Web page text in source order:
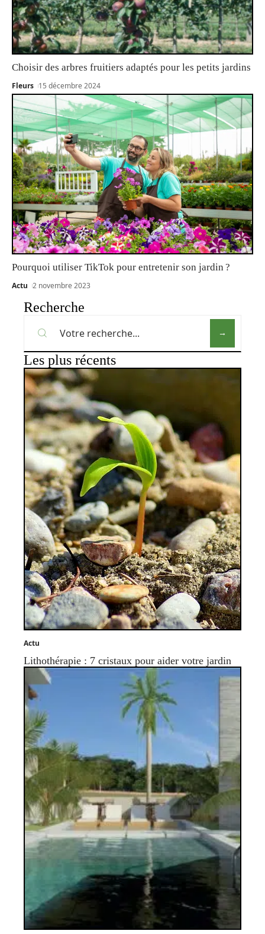
Choisir des arbres fruitiers adaptés pour les petits jardins
Fleurs 15 décembre 2024
Pourquoi utiliser TikTok pour entretenir son jardin ?
Actu 2 novembre 2023
Recherche
Les plus récents
Actu
Lithothérapie : 7 cristaux pour aider votre jardin